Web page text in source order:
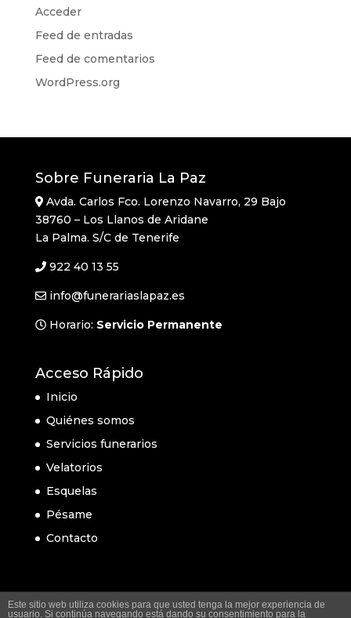
Acceder
Feed de entradas
Feed de comentarios
WordPress.org
Sobre Funeraria La Paz
Avda. Carlos Fco. Lorenzo Navarro, 29 Bajo
38760 – Los Llanos de Aridane
La Palma. S/C de Tenerife
922 40 13 55
info@funerariaslapaz.es
Horario: Servicio Permanente
Acceso Rápido
Inicio
Quiénes somos
Servicios funerarios
Velatorios
Esquelas
Pésame
Contacto
Este sitio web utiliza cookies para que usted tenga la mejor experiencia de
usuario. Si continúa navegando está dando su consentimiento para la